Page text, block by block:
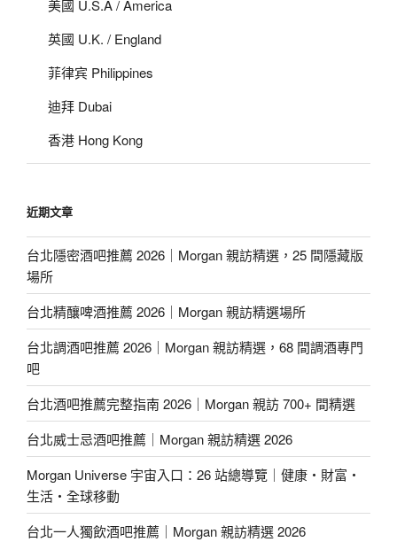
美國 U.S.A / America
英國 U.K. / England
菲律宾 Philippines
迪拜 Dubai
香港 Hong Kong
近期文章
台北隱密酒吧推薦 2026｜Morgan 親訪精選，25 間隱藏版
場所
台北精釀啤酒推薦 2026｜Morgan 親訪精選場所
台北調酒吧推薦 2026｜Morgan 親訪精選，68 間調酒專門
吧
台北酒吧推薦完整指南 2026｜Morgan 親訪 700+ 間精選
台北威士忌酒吧推薦｜Morgan 親訪精選 2026
Morgan Universe 宇宙入口：26 站總導覽｜健康・財富・
生活・全球移動
台北一人獨飲酒吧推薦｜Morgan 親訪精選 2026